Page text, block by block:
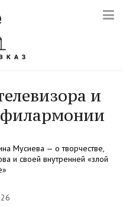
и
Мусиева — о творчестве,
и своей внутренней «злой